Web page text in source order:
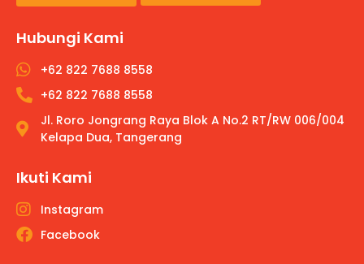
Hubungi Kami
+62 822 7688 8558
+62 822 7688 8558
Jl. Roro Jongrang Raya Blok A No.2 RT/RW 006/004
Kelapa Dua, Tangerang
Ikuti Kami
Instagram
Facebook